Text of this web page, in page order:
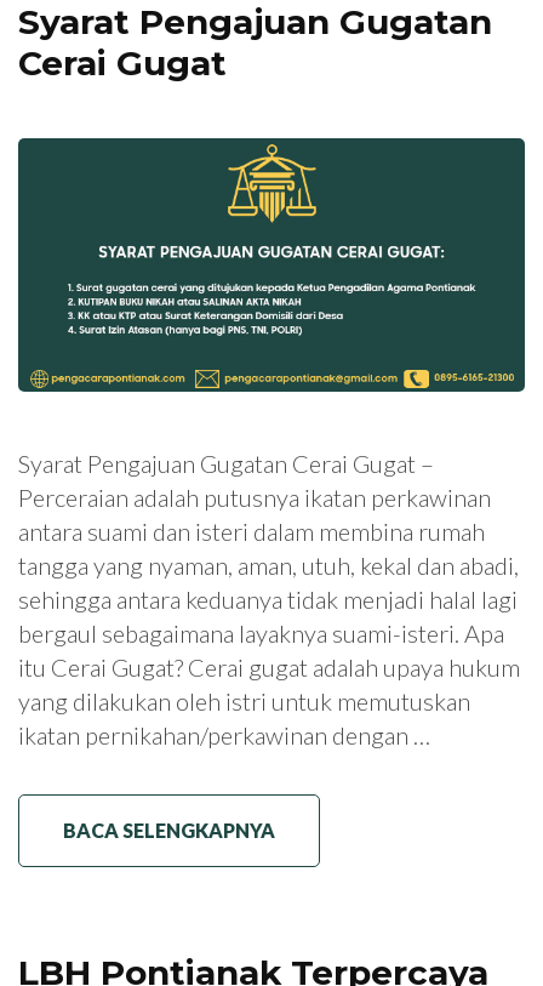
Syarat Pengajuan Gugatan
Cerai Gugat
Syarat Pengajuan Gugatan Cerai Gugat –
Perceraian adalah putusnya ikatan perkawinan
antara suami dan isteri dalam membina rumah
tangga yang nyaman, aman, utuh, kekal dan abadi,
sehingga antara keduanya tidak menjadi halal lagi
bergaul sebagaimana layaknya suami-isteri. Apa
itu Cerai Gugat? Cerai gugat adalah upaya hukum
yang dilakukan oleh istri untuk memutuskan
ikatan pernikahan/perkawinan dengan …
BACA SELENGKAPNYA
LBH Pontianak Terpercaya